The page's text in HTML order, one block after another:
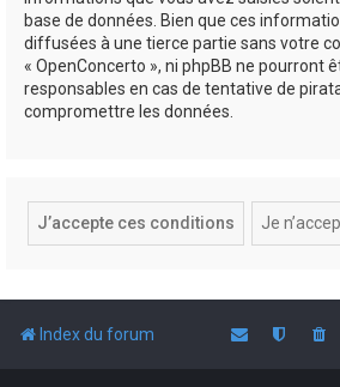
base de données. Bien que ces
diffusées à une tierce partie sans votre
« OpenConcerto », ni phpBB ne pourront
responsables en cas de tentative de
compromettre les données.
Index du forum